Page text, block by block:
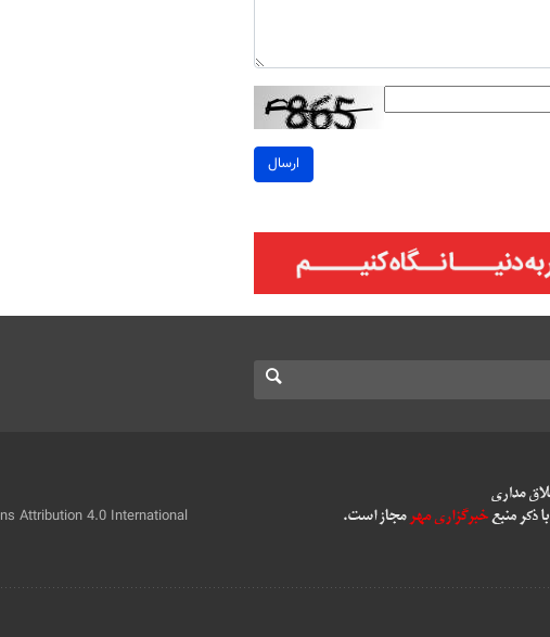
ارسال
Attribution 4.0 International